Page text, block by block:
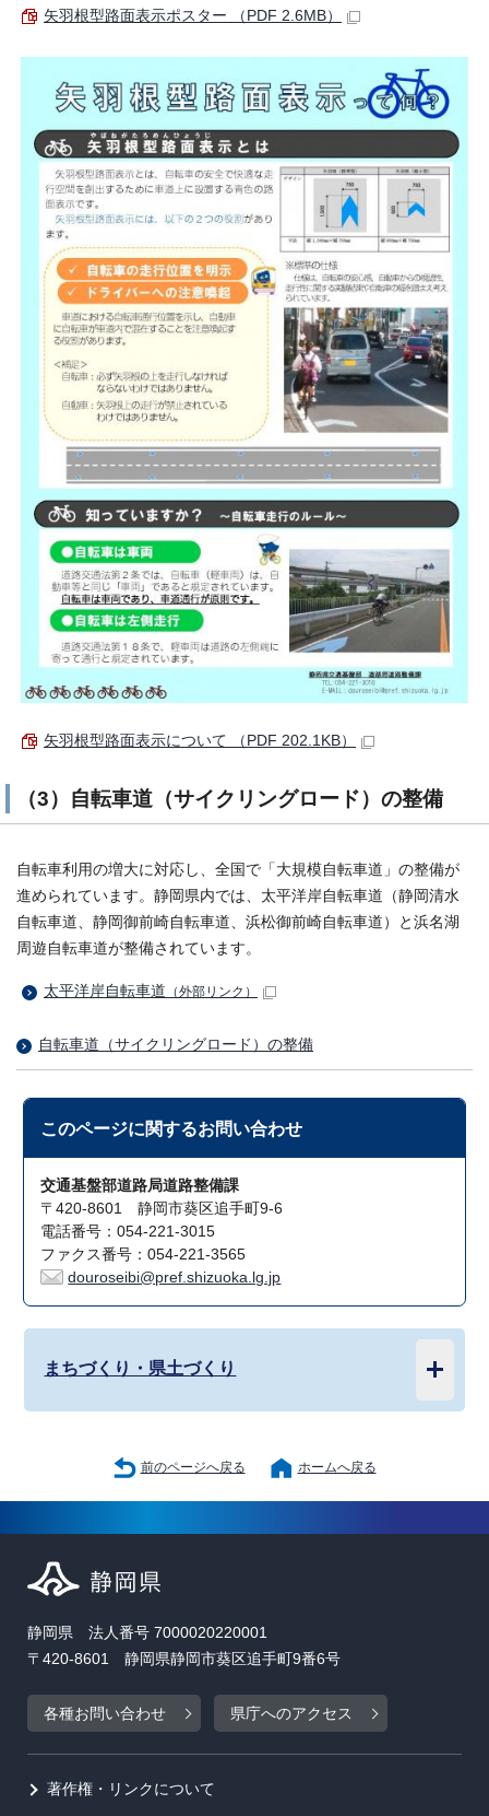
矢羽根型路面表示ポスター （PDF 2.6MB）
矢羽根型路面表示について （PDF 202.1KB）
（3）自転車道（サイクリングロード）の整備
自転車利用の増大に対応し、全国で「大規模自転車道」の整備が
進められています。静岡県内では、太平洋岸自転車道（静岡清水
自転車道、静岡御前崎自転車道、浜松御前崎自転車道）と浜名湖
周遊自転車道が整備されています。
太平洋岸自転車道 （外部リンク）
自転車道（サイクリングロード）の整備
このページに関するお問い合わせ
交通基盤部道路局道路整備課
〒420-8601 静岡市葵区追手町9-6
電話番号：054-221-3015
ファクス番号：054-221-3565
douroseibi@pref.shizuoka.lg.jp
まちづくり・県土づくり
前のページへ戻る ホームへ戻る
静岡県 法人番号 7000020220001
〒420-8601 静岡県静岡市葵区追手町9番6号
各種お問い合わせ 県庁へのアクセス
著作権・リンクについて